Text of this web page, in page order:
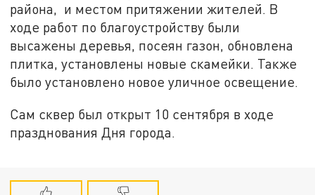
района, и местом притяжении жителей. В
ходе работ по благоустройству были
высажены деревья, посеян газон, обновлена
плитка, установлены новые скамейки. Также
было установлено новое уличное освещение.
Сам сквер был открыт 10 сентября в ходе
празднования Дня города.